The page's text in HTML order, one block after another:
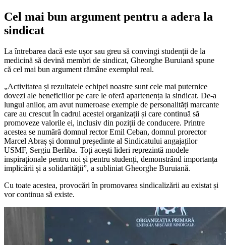
Cel mai bun argument pentru a adera la
sindicat
La întrebarea dacă este ușor sau greu să convingi studenții de la
medicină să devină membri de sindicat, Gheorghe Buruiană spu­ne
că cel mai bun argument rămâne exem­plul real.
„Activitatea și rezultatele echipei noastre sunt cele mai puternice
dovezi ale beneficiilor pe care le oferă apartenența la sindi­cat. De-a
lungul anilor, am avut numeroase exemple de personalități marcante
care au crescut în cadrul acestei organizații și care continuă să
promoveze valorile ei, inclu­siv din poziții de conducere. Printre
aces­tea se numără domnul rector Emil Ceban, domnul prorector
Marcel Abraș și domnul președinte al Sindicatului angajaților
USMF, Sergiu Berliba. Toți acești lideri reprezintă modele
inspiraționale pentru noi și pentru studenți, demonstrând importanța
implicării și a solidarității”, a subliniat Gheorghe Buruiană.
Cu toate acestea, provocări în promova­rea sindicalizării au existat și
vor continua să existe.